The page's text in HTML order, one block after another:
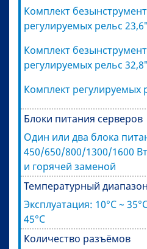
Комплект
регулируемых рельс
Комплект
регулируемых рельс
Комплект регулируемых
Блоки питания серверов
Один или два блока
450/650/800/1300/1600
и горячей заменой
Температурный диапазон
Эксплуатация: 10°C ~
45°C
Количество разъёмов